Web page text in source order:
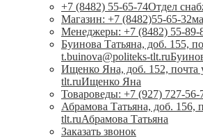
+7 (8482) 55-65-74Отдел
Магазин: +7 (8482)55-65-32
Менеджеры: +7 (8482) 55-89-
Буинова Татьяна, доб. 155,
t.buinova@politeks-tlt.ru
Ищенко Яна, доб. 152, почта
tlt.ruИщенко Яна
Товароведы: +7 (927) 727-56-
Абрамова Татьяна, доб. 156,
tlt.ruАбрамова Татьяна
Заказать звонок